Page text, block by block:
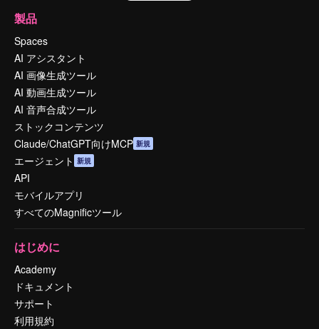
製品
Spaces
AI アシスタント
AI 画像生成ツール
AI 動画生成ツール
AI 音声合成ツール
ストックコンテンツ
Claude/ChatGPT向けMCP 新規
エージェント 新規
API
モバイルアプリ
すべてのMagnificツール
はじめに
Academy
ドキュメント
サポート
利用規約